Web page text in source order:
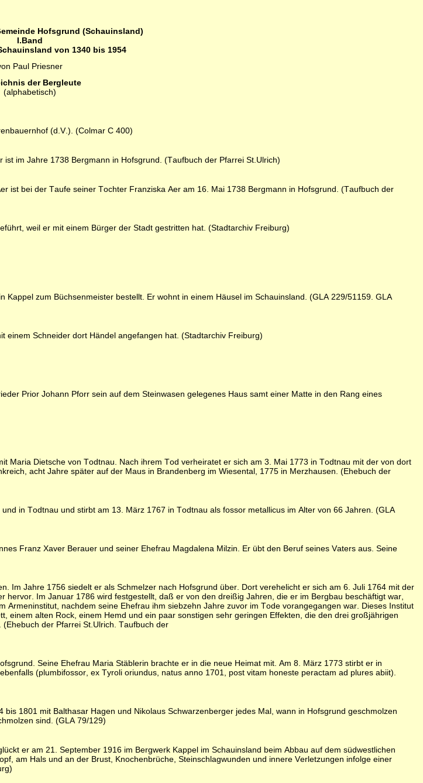
Hofsgrund (Schauinsland)
I.Band
von 1340 bis 1954
Paul Priesner
der Bergleute
(alphabetisch)
(d.V.). (Colmar C 400)
im Jahre 1738 Bergmann in Hofsgrund. (Taufbuch der Pfarrei St.Ulrich)
ist bei der Taufe seiner Tochter Franziska Aer am 16. Mai 1738 Bergmann in Hofsgrund. (Taufbuch der
weil er mit einem Bürger der Stadt gestritten hat. (Stadtarchiv Freiburg)
zum Büchsenmeister bestellt. Er wohnt in einem Häusel im Schauinsland. (GLA 229/51159. GLA
einem Schneider dort Händel angefangen hat. (Stadtarchiv Freiburg)
Prior Johann Pforr sein auf dem Steinwasen gelegenes Haus samt einer Matte in den Rang eines
Maria Dietsche von Todtnau. Nach ihrem Tod verheiratet er sich am 3. Mai 1773 in Todtnau mit der von dort
acht Jahre später auf der Maus in Brandenberg im Wiesental, 1775 in Merzhausen. (Ehebuch der
in Todtnau und stirbt am 13. März 1767 in Todtnau als fossor metallicus im Alter von 66 Jahren. (GLA
Franz Xaver Berauer und seiner Ehefrau Magdalena Milzin. Er übt den Beruf seines Vaters aus. Seine
Im Jahre 1756 siedelt er als Schmelzer nach Hofsgrund über. Dort verehelicht er sich am 6. Juli 1764 mit der
Im Januar 1786 wird festgestellt, daß er von den dreißig Jahren, die er im Bergbau beschäftigt war,
nachdem seine Ehefrau ihm siebzehn Jahre zuvor im Tode vorangegangen war. Dieses Institut
alten Rock, einem Hemd und ein paar sonstigen sehr geringen Effekten, die den drei großjährigen
der Pfarrei St.Ulrich. Taufbuch der
Seine Ehefrau Maria Stäblerin brachte er in die neue Heimat mit. Am 8. März 1773 stirbt er in
(plumbifossor, ex Tyroli oriundus, natus anno 1701, post vitam honeste peractam ad plures abiit).
1801 mit Balthasar Hagen und Nikolaus Schwarzenberger jedes Mal, wann in Hofsgrund geschmolzen
sind. (GLA 79/129)
er am 21. September 1916 im Bergwerk Kappel im Schauinsland beim Abbau auf dem südwestlichen
am Hals und an der Brust, Knochenbrüche, Steinschlagwunden und innere Verletzungen infolge einer